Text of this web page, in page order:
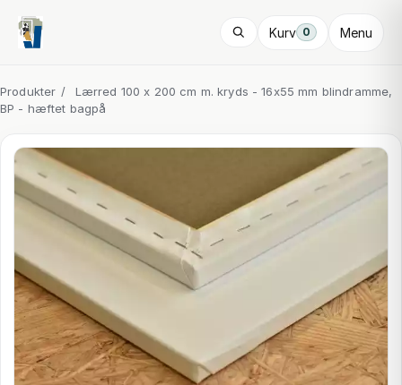
Kurv 0 Menu
Produkter /
Lærred 100 x 200 cm m. kryds - 16x55 mm blindramme,
BP - hæftet bagpå